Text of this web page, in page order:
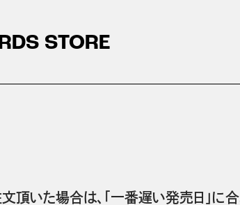
STORE
いた場合は、「一番遅い発売日」に